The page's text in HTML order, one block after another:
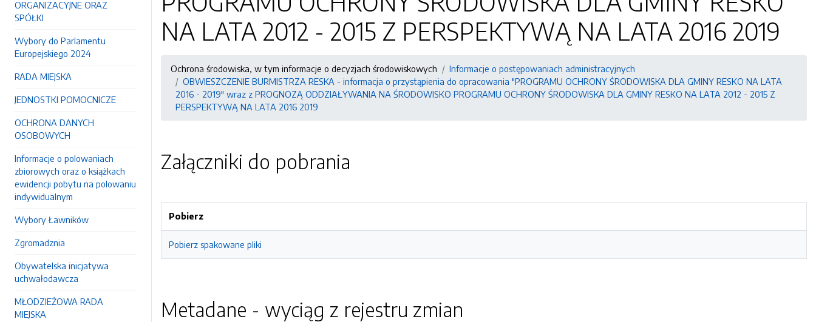
ORGANIZACYJNE ORAZ
SPÓŁKI
Wybory do Parlamentu
Europejskiego 2024
RADA MIEJSKA
JEDNOSTKI POMOCNICZE
OCHRONA DANYCH
OSOBOWYCH
Informacje o polowaniach
zbiorowych oraz o książkach
ewidencji pobytu na polowaniu
indywidualnym
Wybory Ławników
Zgromadznia
Obywatelska inicjatywa
uchwałodawcza
MŁODZIEŻOWA RADA
MIEJSKA
NA LATA 2012 - 2015 Z PERSPEKTYWĄ NA LATA 2016 2019
Ochrona środowiska, w tym informacje o decyzjach środowiskowych
Informacje o postępowaniach administracyjnych
OBWIESZCZENIE BURMISTRZA RESKA - informacja o przystąpienia do opracowania "PROGRAMU OCHRONY ŚRODOWISKA DLA GMINY RESKO NA LATA
2016 - 2019" wraz z PROGNOZĄ ODDZIAŁYWANIA NA ŚRODOWISKO PROGRAMU OCHRONY ŚRODOWISKA DLA GMINY RESKO NA LATA 2012 - 2015 Z
PERSPEKTYWĄ NA LATA 2016 2019
Załączniki do pobrania
Pobierz
Pobierz spakowane pliki
Metadane - wyciąg z rejestru zmian